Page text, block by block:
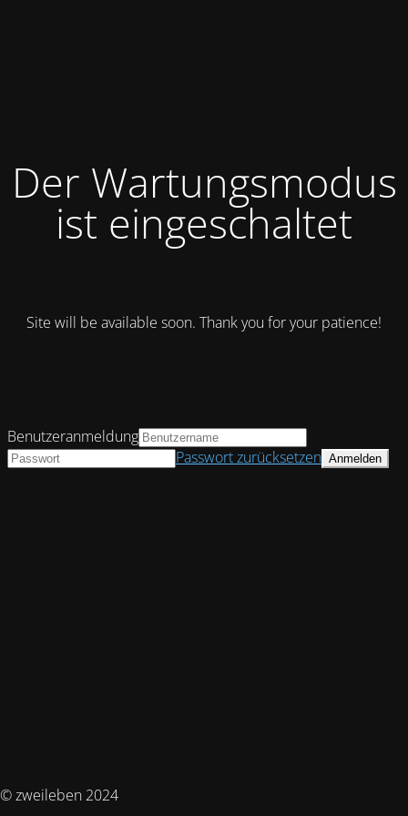
Der Wartungsmodus
ist eingeschaltet
Site will be available soon. Thank you for your patience!
© zweileben 2024
Benutzeranmeldung
Passwort zurücksetzen